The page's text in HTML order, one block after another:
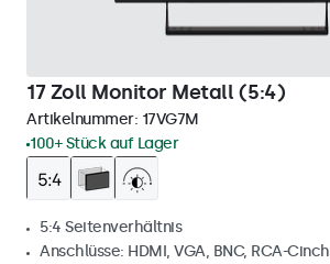
17 Zoll Monitor Metall (5:4)
Artikelnummer: 17VG7M
100+ Stück auf Lager
5:4 Seitenverhältnis
Anschlüsse: HDMI, VGA, BNC, RCA-Cinch